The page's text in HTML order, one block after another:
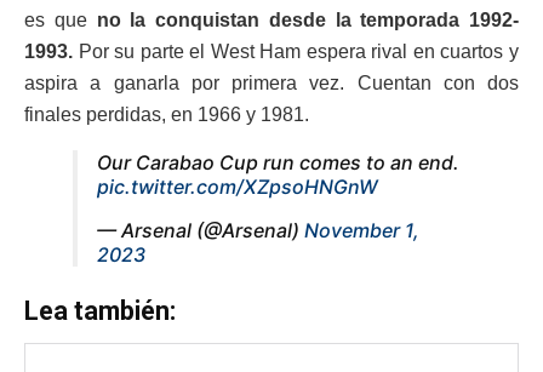
es que no la conquistan desde la temporada 1992-
1993. Por su parte el West Ham espera rival en cuartos y
aspira a ganarla por primera vez. Cuentan con dos
finales perdidas, en 1966 y 1981.
Our Carabao Cup run comes to an end.
pic.twitter.com/XZpsoHNGnW
— Arsenal (@Arsenal) November 1,
2023
Lea también: